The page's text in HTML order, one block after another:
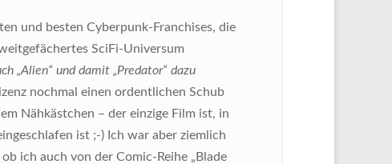
und besten Cyberpunk-Franchises, die
SciFi-Universum
„Alien“ und damit „Predator“ dazu
nochmal einen ordentlichen Schub
Nähkästchen – der einzige Film ist, in
ist ;-) Ich war aber ziemlich
ich auch von der Comic-Reihe „Blade